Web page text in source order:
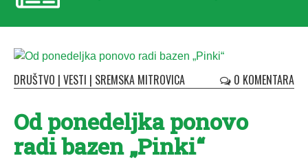
DRUŠTVO | VESTI | SREMSKA MITROVICA 0 KOMENTARA
Od ponedeljka ponovo
radi bazen „Pinki“